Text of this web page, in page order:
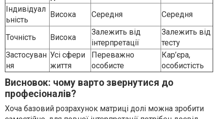
Індивідуал
ьність
Висока Середня Середня
Точність Висока
Залежить від
інтерпретації
Залежить від
тесту
Застосуван
ня
Усі сфери
життя
Переважно
особисте
Кар’єра,
особистість
Висновок: чому варто звернутися до
професіоналів?
Хоча базовий розрахунок матриці долі можна зробити